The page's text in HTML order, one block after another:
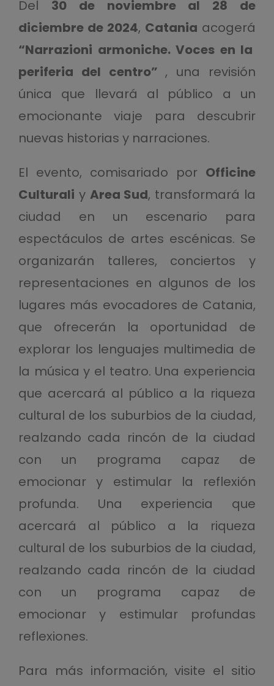
Del 30 de noviembre al 28 de
diciembre de 2024, Catania acogerá
“Narrazioni armoniche. Voces en la
periferia del centro”, una revisión
única que llevará al público a un
emocionante viaje para descubrir
nuevas historias y narraciones.
El evento, comisariado por Officine
Culturali y Area Sud, transformará la
ciudad en un escenario para
espectáculos de artes escénicas. Se
organizarán talleres, conciertos y
representaciones en algunos de los
lugares más evocadores de Catania,
que ofrecerán la oportunidad de
explorar los lenguajes multimedia de
la música y el teatro. Una experiencia
que acercará al público a la riqueza
cultural de los suburbios de la ciudad,
realzando cada rincón de la ciudad
con un programa capaz de
emocionar y estimular la reflexión
profunda. Una experiencia que
acercará al público a la riqueza
cultural de los suburbios de la ciudad,
realzando cada rincón de la ciudad
con un programa capaz de
emocionar y estimular profundas
reflexiones.
Para más información, visite el sitio